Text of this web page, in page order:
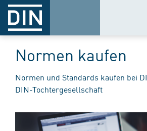
Normen kaufen
Normen und Standards kaufen bei
DIN-Tochtergesellschaft